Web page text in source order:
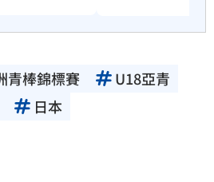
青棒錦標賽
U18亞青
日本